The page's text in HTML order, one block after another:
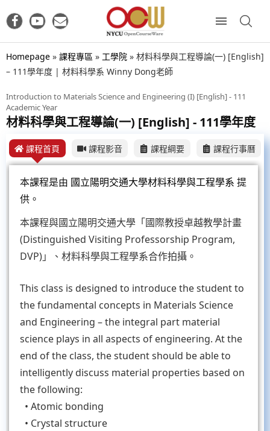
Homepage » 課程專區 » 工學院 » 材料科學與工程導論(一) [English]
– 111學年度 | 材料科學系 Winny Dong老師
Introduction to Materials Science and Engineering (I) [English] - 111
Academic Year
材料科學與工程導論(一) [English] - 111學年度
課程首頁 課程影音 課程綱要 課程行事曆
本課程是由 國立陽明交通大學材料科學與工程學系 提
供。
本課程與國立陽明交通大學「國際教授卓越教學計畫
(Distinguished Visiting Professorship Program,
DVP)」、材料科學與工程學系合作拍攝。
This class is designed to introduce the student to
the fundamental concepts in Materials Science
and Engineering – the integral part material
science plays in all aspects of engineering. At the
end of the class, the student should be able to
intelligently discuss material properties based on
the following:
• Atomic bonding
• Crystal structure